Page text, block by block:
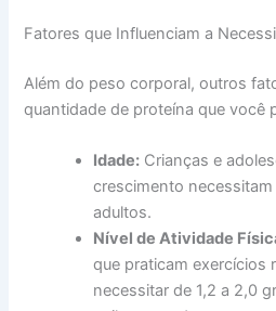
Fatores que Influenciam a
Além do peso corporal, outros
quantidade de proteína que você
Idade: Crianças e
crescimento
adultos.
Nível de Atividade
que praticam exercícios
necessitar de 1,2 a 2,0